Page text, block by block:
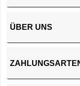
ÜBER UNS